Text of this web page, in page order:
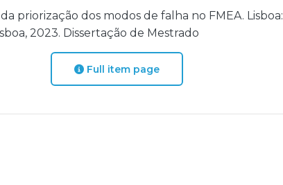
priorização dos modos de falha no FMEA. Lisboa:
2023. Dissertação de Mestrado
Full item page